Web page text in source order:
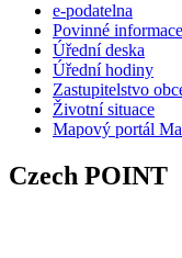
e-podatelna
Povinné informace
Úřední deska
Úřední hodiny
Zastupitelstvo
Životní situace
Mapový portál
Czech POINT